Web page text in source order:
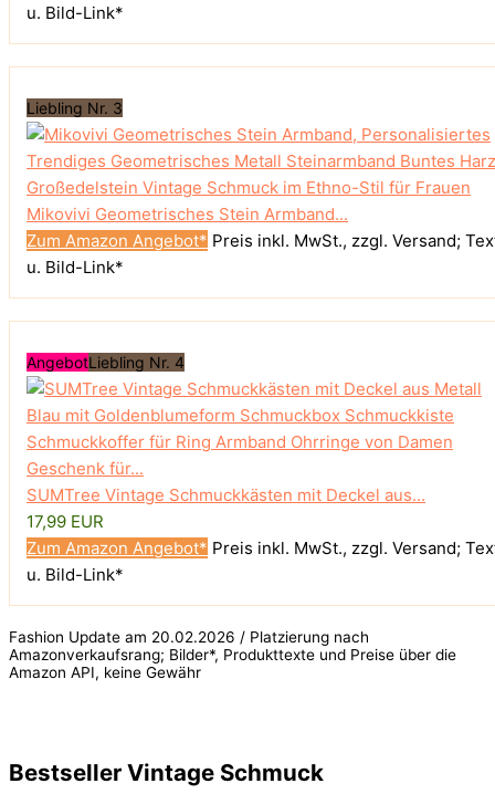
u. Bild-Link*
Liebling Nr. 3
Mikovivi Geometrisches Stein Armband...
Zum Amazon Angebot* Preis inkl. MwSt., zzgl. Versand;
u. Bild-Link*
AngebotLiebling Nr. 4
SUMTree Vintage Schmuckkästen mit Deckel aus...
17,99 EUR
Zum Amazon Angebot* Preis inkl. MwSt., zzgl. Versand;
u. Bild-Link*
Fashion Update am 20.02.2026 / Platzierung nach
Amazonverkaufsrang; Bilder*, Produkttexte und Preise über die
Amazon API, keine Gewähr
Bestseller Vintage Schmuck